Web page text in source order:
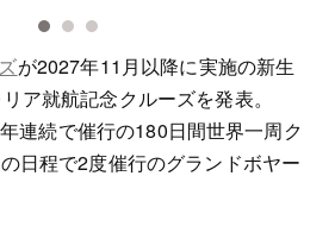
が2027年11月以降に実施の新生
ア就航記念クルーズを発表。
連続で催行の180日間世界一周ク
日程で2度催行のグランドボヤー